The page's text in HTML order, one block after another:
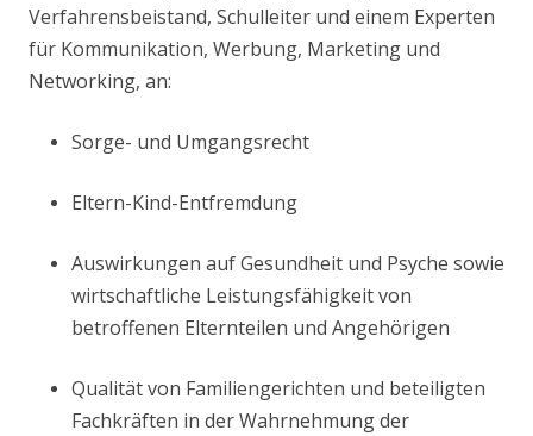
Verfahrensbeistand, Schulleiter und einem Experten
für Kommunikation, Werbung, Marketing und
Networking, an:
Sorge- und Umgangsrecht
Eltern-Kind-Entfremdung
Auswirkungen auf Gesundheit und Psyche sowie
wirtschaftliche Leistungsfähigkeit von
betroffenen Elternteilen und Angehörigen
Qualität von Familiengerichten und beteiligten
Fachkräften in der Wahrnehmung der